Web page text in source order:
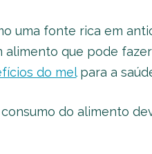
uma fonte rica em
que pode
do melpara a
do alimento